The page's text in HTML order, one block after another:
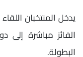
يدخل المنتخبان
البطولة.